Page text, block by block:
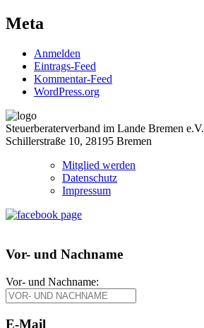
Meta
Anmelden
Eintrags-Feed
Kommentar-Feed
WordPress.org
Steuerberaterverband im Lande Bremen e.V.
Schillerstraße 10, 28195 Bremen
Mitglied werden
Datenschutz
Impressum
Vor- und Nachname
Vor- und Nachname:
E-Mail